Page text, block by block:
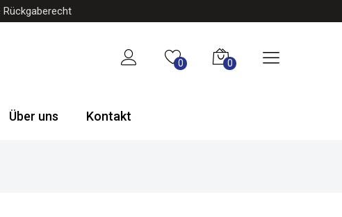
0 0
Über uns Kontakt